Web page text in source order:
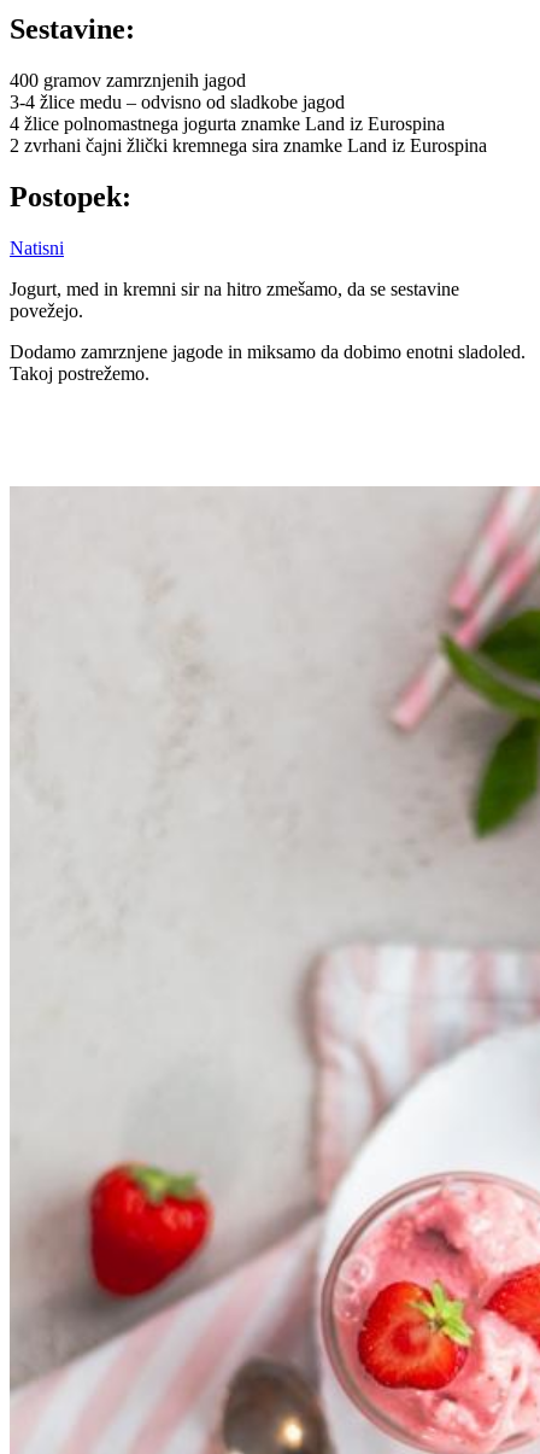
Sestavine:
400 gramov zamrznjenih jagod
3-4 žlice medu – odvisno od sladkobe jagod
4 žlice polnomastnega jogurta znamke Land iz Eurospina
2 zvrhani čajni žlički kremnega sira znamke Land iz Eurospina
Postopek:
Natisni
Jogurt, med in kremni sir na hitro zmešamo, da se sestavine
povežejo.
Dodamo zamrznjene jagode in miksamo da dobimo enotni sladoled.
Takoj postrežemo.